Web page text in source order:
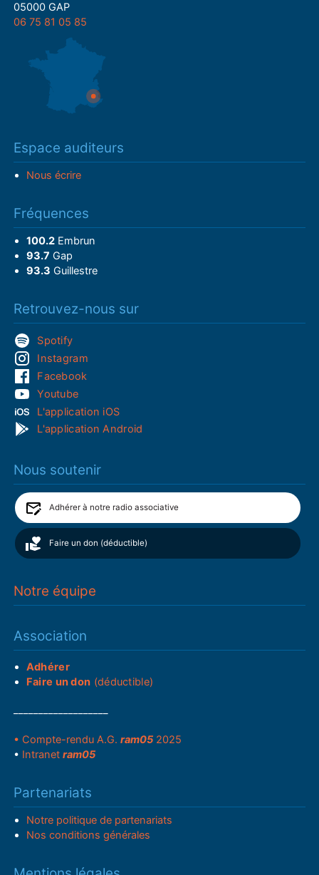
05000 GAP
06 75 81 05 85
Espace auditeurs
Nous écrire
Fréquences
100.2Embrun
93.7 Gap
93.3 Guillestre
Retrouvez-nous sur
Spotify
Instagram
Facebook
Youtube
L'application iOS
L'application Android
Nous soutenir
Adhérer à notre radio associative
Faire un don (déductible)
Notre équipe
Association
Adhérer
Faire un don (déductible)
• Compte-rendu A.G.ram05 2025
• Intranetram05
Partenariats
Notre politique de partenariats
Nos conditions générales